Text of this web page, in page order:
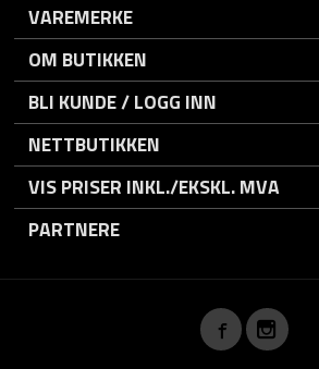
VAREMERKE
OM BUTIKKEN
BLI KUNDE / LOGG INN
NETTBUTIKKEN
VIS PRISER INKL./EKSKL. MVA
PARTNERE